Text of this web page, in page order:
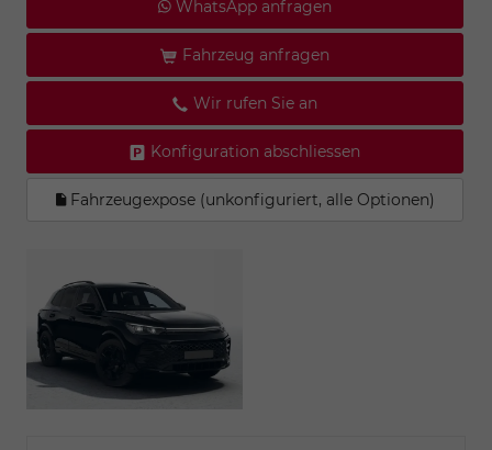
WhatsApp anfragen
Fahrzeug anfragen
Wir rufen Sie an
Konfiguration abschliessen
Fahrzeugexpose (unkonfiguriert, alle Optionen)